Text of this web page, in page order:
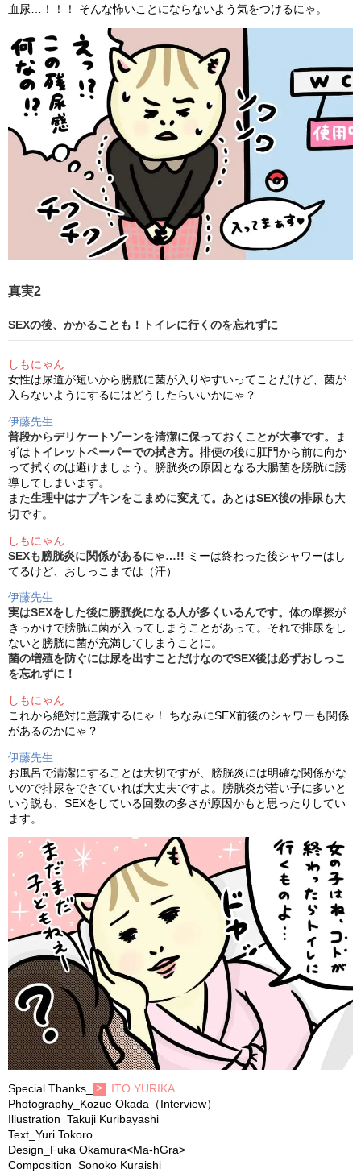
血尿…！！！ そんな怖いことにならないよう気をつけるにゃ。
真実2
SEXの後、かかることも！トイレに行くのを忘れずに
しもにゃん
女性は尿道が短いから膀胱に菌が入りやすいってことだけど、菌が
入らないようにするにはどうしたらいいかにゃ？
伊藤先生
普段からデリケートゾーンを清潔に保っておくことが大事です。
ま
ずは トイレットペーパーでの拭き方。 排便の後に肛門から前に向か
って拭くのは避けましょう。膀胱炎の原因となる大腸菌を膀胱に誘
導してしまいます。
また生理中はナプキンをこまめに変えて。 あとはSEX後の排尿も大
切です。
しもにゃん
SEXも膀胱炎に関係があるにゃ…!! ミーは終わった後シャワーはし
てるけど、おしっこまでは（汗）
伊藤先生
実はSEXをした後に膀胱炎になる人が多くいるんです。 体の摩擦が
きっかけで膀胱に菌が入ってしまうことがあって。それで排尿をし
ないと膀胱に菌が充満してしまうことに。
菌の増殖を防ぐには尿を出すことだけなのでSEX後は必ずおしっこ
を忘れずに！
しもにゃん
これから絶対に意識するにゃ！ ちなみにSEX前後のシャワーも関係
があるのかにゃ？
伊藤先生
お風呂で清潔にすることは大切ですが、膀胱炎には明確な関係がな
いので排尿をできていれば大丈夫ですよ。膀胱炎が若い子に多いと
いう説も、 SEXをしている回数の多さが原因かもと思ったりしてい
ます。
Special Thanks_
ITO YURIKA
Photography_Kozue Okada（Interview）
Illustration_Takuji Kuribayashi
Text_Yuri Tokoro
Design_Fuka Okamura<Ma-hGra>
Composition_Sonoko Kuraishi